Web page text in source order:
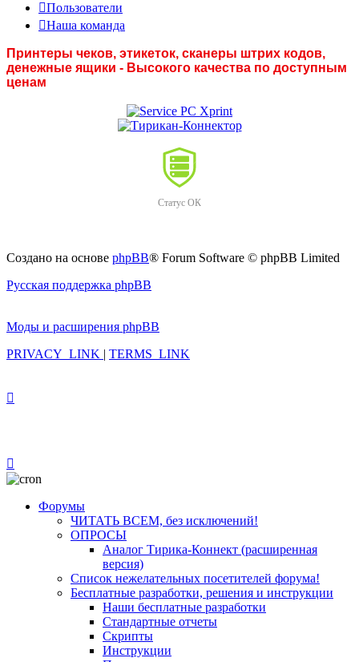
Пользователи
Наша команда
Принтеры чеков, этикеток, сканеры штрих кодов,
денежные ящики - Высокого качества по доступным
ценам
Статус ОК
Создано на основе phpBB® Forum Software © phpBB Limited
Русская поддержка phpBB
Моды и расширения phpBB
PRIVACY_LINK | TERMS_LINK
Форумы
ЧИТАТЬ ВСЕМ, без исключений!
ОПРОСЫ
Аналог Тирика-Коннект (расширенная
версия)
Список нежелательных посетителей форума!
Бесплатные разработки, решения и инструкции
Наши бесплатные разработки
Стандартные отчеты
Скрипты
Инструкции